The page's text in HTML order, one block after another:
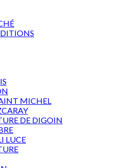
MICHEL
DE DIGOIN
LUCE